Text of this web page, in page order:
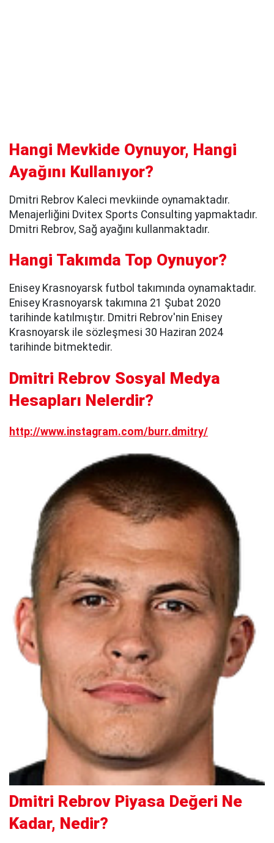
Hangi Mevkide Oynuyor, Hangi
Ayağını Kullanıyor?
Dmitri Rebrov Kaleci mevkiinde oynamaktadır.
Menajerliğini Dvitex Sports Consulting yapmaktadır.
Dmitri Rebrov, Sağ ayağını kullanmaktadır.
Hangi Takımda Top Oynuyor?
Enisey Krasnoyarsk futbol takımında oynamaktadır.
Enisey Krasnoyarsk takımına 21 Şubat 2020
tarihinde katılmıştır. Dmitri Rebrov'nin Enisey
Krasnoyarsk ile sözleşmesi 30 Haziran 2024
tarihinde bitmektedir.
Dmitri Rebrov Sosyal Medya
Hesapları Nelerdir?
http://www.instagram.com/burr.dmitry/
Dmitri Rebrov Piyasa Değeri Ne
Kadar, Nedir?